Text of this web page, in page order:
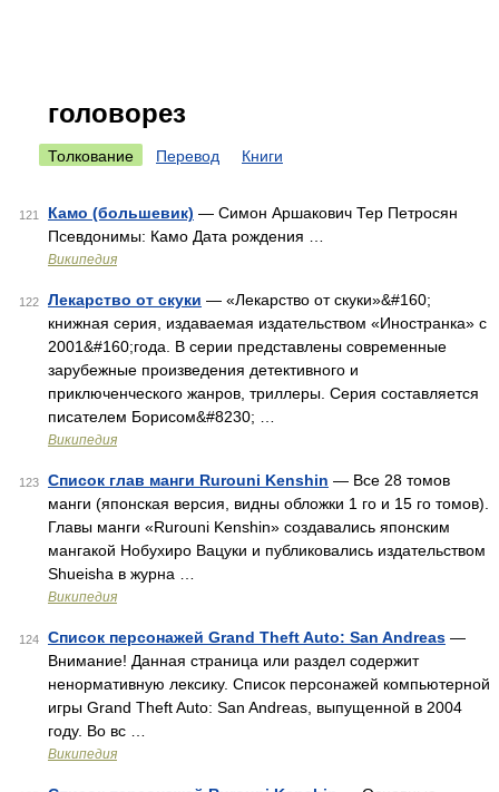
головорез
Толкование Перевод Книги
121 Камо (большевик) — Симон Аршакович Тер Петросян
Псевдонимы: Камо Дата рождения …
Википедия
122 Лекарство от скуки — «Лекарство от скуки»&#160;
книжная серия, издаваемая издательством «Иностранка» с
2001&#160;года. В серии представлены современные
зарубежные произведения детективного и
приключенческого жанров, триллеры. Серия составляется
писателем Борисом&#8230; …
Википедия
123 Список глав манги Rurouni Kenshin — Все 28 томов
манги (японская версия, видны обложки 1 го и 15 го томов).
Главы манги «Rurouni Kenshin» создавались японским
мангакой Нобухиро Вацуки и публиковались издательством
Shueisha в журна …
Википедия
124 Список персонажей Grand Theft Auto: San Andreas —
Внимание! Данная страница или раздел содержит
ненормативную лексику. Список персонажей компьютерной
игры Grand Theft Auto: San Andreas, выпущенной в 2004
году. Во вс …
Википедия